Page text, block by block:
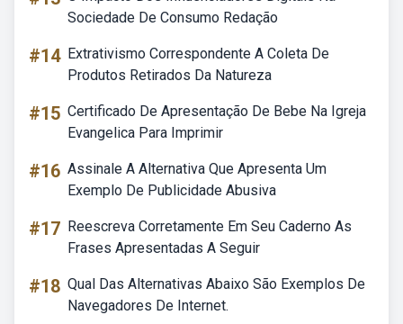
Sociedade De Consumo Redação
#14 Extrativismo Correspondente A Coleta De
Produtos Retirados Da Natureza
#15 Certificado De Apresentação De Bebe Na Igreja
Evangelica Para Imprimir
#16 Assinale A Alternativa Que Apresenta Um
Exemplo De Publicidade Abusiva
#17 Reescreva Corretamente Em Seu Caderno As
Frases Apresentadas A Seguir
#18 Qual Das Alternativas Abaixo São Exemplos De
Navegadores De Internet.